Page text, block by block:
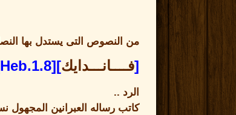
من النصوص التى يستدل بها
[فــــانـــدايك][Heb.1.8][
الرد ..
كاتب رساله العبرانين المجهول